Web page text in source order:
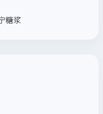
糖浆